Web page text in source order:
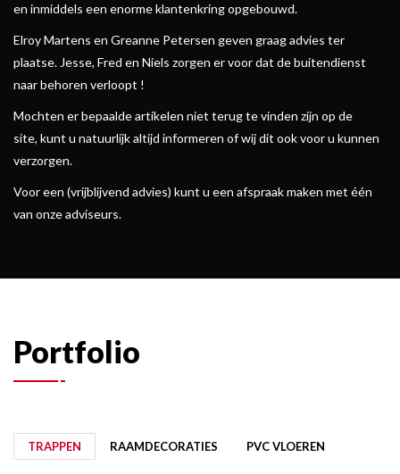
en inmiddels een enorme klantenkring opgebouwd.
Elroy Martens en Greanne Petersen geven graag advies ter
plaatse. Jesse, Fred en Niels zorgen er voor dat de buitendienst
naar behoren verloopt !
Mochten er bepaalde artikelen niet terug te vinden zijn op de
site, kunt u natuurlijk altijd informeren of wij dit ook voor u kunnen
verzorgen.
Voor een (vrijblijvend advies) kunt u een afspraak maken met één
van onze adviseurs.
Portfolio
TRAPPEN RAAMDECORATIES PVC VLOEREN